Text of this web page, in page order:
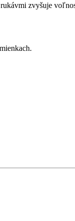
zvyšuje